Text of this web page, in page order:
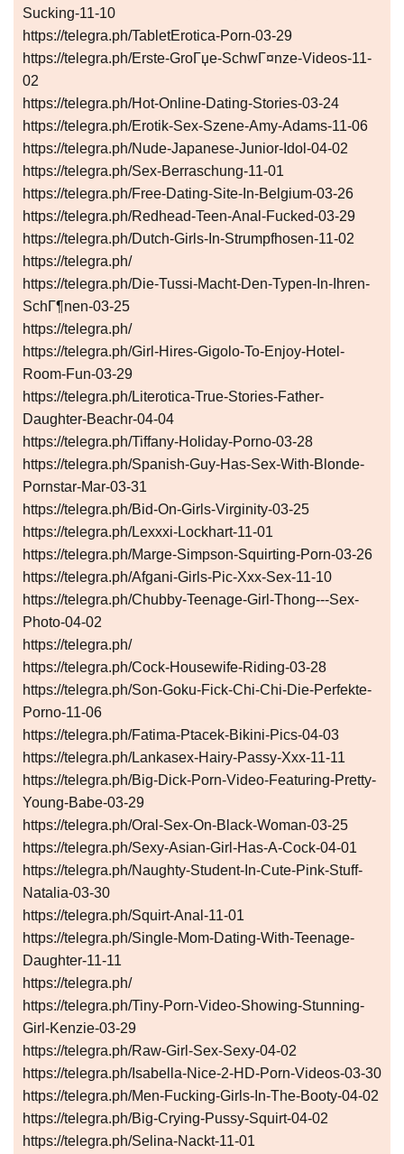
Sucking-11-10
https://telegra.ph/TabletErotica-Porn-03-29
https://telegra.ph/Erste-GroГџe-SchwГ¤nze-Videos-11-
02
https://telegra.ph/Hot-Online-Dating-Stories-03-24
https://telegra.ph/Erotik-Sex-Szene-Amy-Adams-11-06
https://telegra.ph/Nude-Japanese-Junior-Idol-04-02
https://telegra.ph/Sex-Berraschung-11-01
https://telegra.ph/Free-Dating-Site-In-Belgium-03-26
https://telegra.ph/Redhead-Teen-Anal-Fucked-03-29
https://telegra.ph/Dutch-Girls-In-Strumpfhosen-11-02
https://telegra.ph/
https://telegra.ph/Die-Tussi-Macht-Den-Typen-In-Ihren-
SchГ¶nen-03-25
https://telegra.ph/
https://telegra.ph/Girl-Hires-Gigolo-To-Enjoy-Hotel-
Room-Fun-03-29
https://telegra.ph/Literotica-True-Stories-Father-
Daughter-Beachr-04-04
https://telegra.ph/Tiffany-Holiday-Porno-03-28
https://telegra.ph/Spanish-Guy-Has-Sex-With-Blonde-
Pornstar-Mar-03-31
https://telegra.ph/Bid-On-Girls-Virginity-03-25
https://telegra.ph/Lexxxi-Lockhart-11-01
https://telegra.ph/Marge-Simpson-Squirting-Porn-03-26
https://telegra.ph/Afgani-Girls-Pic-Xxx-Sex-11-10
https://telegra.ph/Chubby-Teenage-Girl-Thong---Sex-
Photo-04-02
https://telegra.ph/
https://telegra.ph/Cock-Housewife-Riding-03-28
https://telegra.ph/Son-Goku-Fick-Chi-Chi-Die-Perfekte-
Porno-11-06
https://telegra.ph/Fatima-Ptacek-Bikini-Pics-04-03
https://telegra.ph/Lankasex-Hairy-Passy-Xxx-11-11
https://telegra.ph/Big-Dick-Porn-Video-Featuring-Pretty-
Young-Babe-03-29
https://telegra.ph/Oral-Sex-On-Black-Woman-03-25
https://telegra.ph/Sexy-Asian-Girl-Has-A-Cock-04-01
https://telegra.ph/Naughty-Student-In-Cute-Pink-Stuff-
Natalia-03-30
https://telegra.ph/Squirt-Anal-11-01
https://telegra.ph/Single-Mom-Dating-With-Teenage-
Daughter-11-11
https://telegra.ph/
https://telegra.ph/Tiny-Porn-Video-Showing-Stunning-
Girl-Kenzie-03-29
https://telegra.ph/Raw-Girl-Sex-Sexy-04-02
https://telegra.ph/Isabella-Nice-2-HD-Porn-Videos-03-30
https://telegra.ph/Men-Fucking-Girls-In-The-Booty-04-02
https://telegra.ph/Big-Crying-Pussy-Squirt-04-02
https://telegra.ph/Selina-Nackt-11-01